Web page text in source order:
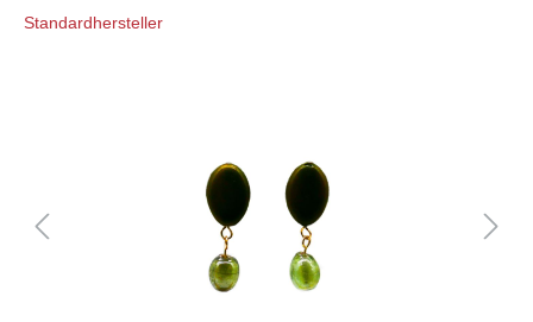
Standardhersteller